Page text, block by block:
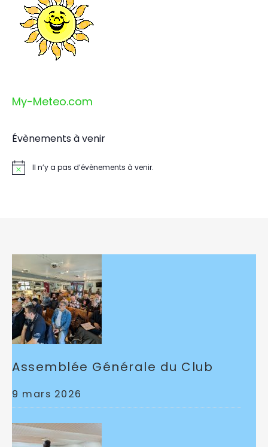
My-Meteo.com
Évènements à venir
NoticeIl n’y a pas d’évènements à venir.
Assemblée Générale du Club
9 mars 2026